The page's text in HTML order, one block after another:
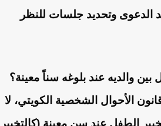
الدعوى وتحديد جلسات للنظر
الأحوال الشخصية الكويتي، لا
الطفل عند سن معينة (كالتخيير